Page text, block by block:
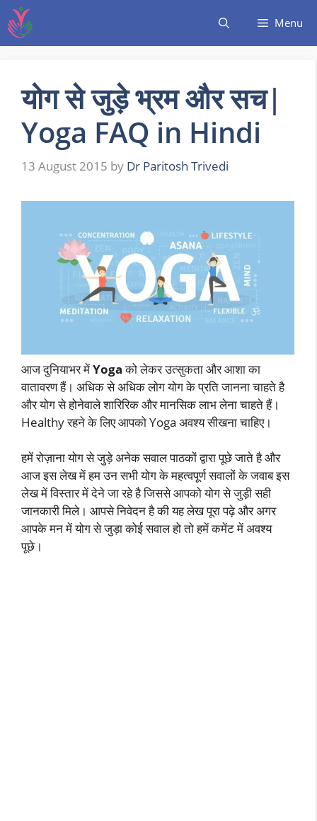
Menu
योग से जुड़े भ्रम और सच|
Yoga FAQ in Hindi
13 August 2015 by Dr Paritosh Trivedi
आज दुनियाभर मेंYogaको लेकर उत्सुकता और आशा का
वातावरण हैं। अधिक से अधिक लोग योग के प्रति जानना चाहते है
और योग से होनेवाले शारिरिक और मानसिक लाभ लेना चाहते हैं।
Healthy रहने के लिए आपको Yoga अवश्य सीखना चाहिए।
हमें रोज़ाना योग से जुड़े अनेक सवाल पाठकों द्वारा पूछे जाते है और
आज इस लेख में हम उन सभी योग के महत्वपूर्ण सवालों के जवाब इस
लेख में विस्तार में देने जा रहे है जिससे आपको योग से जुड़ी सही
जानकारी मिले। आपसे निवेदन है की यह लेख पूरा पढ़े और अगर
आपके मन में योग से जुड़ा कोई सवाल हो तो हमें कमेंट में अवश्य
पूछे।